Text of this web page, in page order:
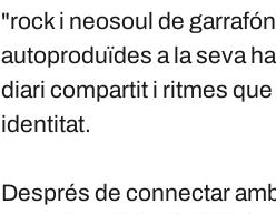
"rock i neosoul de
autoproduïdes a la seva
diari compartit i ritmes
identitat.
Després de connectar